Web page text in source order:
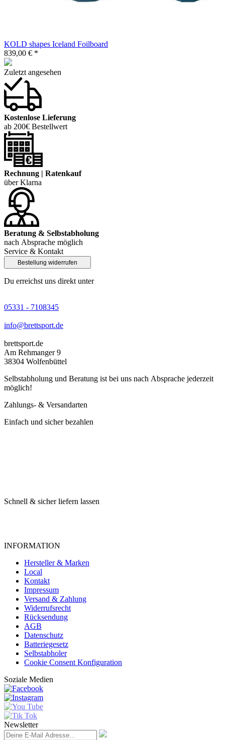
KOLD shapes Iceland Foilboard
839,00 € *
Zuletzt angesehen
Kostenlose Lieferung
ab 200€ Bestellwert
Rechnung | Ratenkauf
über Klarna
Beratung & Selbstabholung
nach Absprache möglich
Service & Kontakt
Bestellung widerrufen
Du erreichst uns direkt unter
05331 - 7108345
info@brettsport.de
brettsport.de
Am Rehmanger 9
38304 Wolfenbüttel
Selbstabholung und Beratung ist bei uns nach Absprache jederzeit
möglich!
Zahlungs- & Versandarten
Einfach und sicher bezahlen
Schnell & sicher liefern lassen
INFORMATION
Hersteller & Marken
Local
Kontakt
Impressum
Versand & Zahlung
Widerrufsrecht
Rücksendung
AGB
Datenschutz
Batteriegesetz
Selbstabholer
Cookie Consent Konfiguration
Soziale Medien
Newsletter